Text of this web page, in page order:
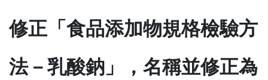
修正「食品添加物規格檢驗方
法－乳酸鈉」，名稱並修正為